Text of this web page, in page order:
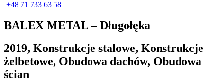
+48 71 733 63 58
BALEX METAL – Długołęka
2019, Konstrukcje stalowe, Konstrukcje
żelbetowe, Obudowa dachów, Obudowa
ścian